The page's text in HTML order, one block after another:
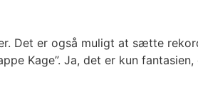
Det er også muligt at sætte
Kage”. Ja, det er kun